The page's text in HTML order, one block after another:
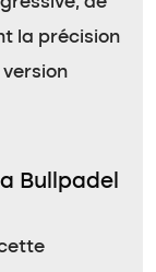
la précision
Bullpadel